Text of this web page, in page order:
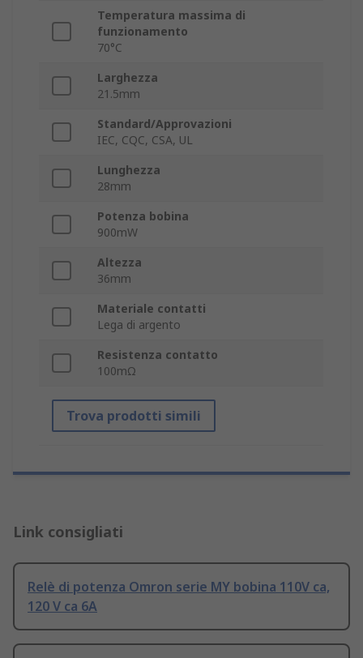
Temperatura massima di
funzionamento
70°C
Larghezza
21.5mm
Standard/Approvazioni
IEC, CQC, CSA, UL
Lunghezza
28mm
Potenza bobina
900mW
Altezza
36mm
Materiale contatti
Lega di argento
Resistenza contatto
100mΩ
Trova prodotti simili
Link consigliati
Relè di potenza Omron serie MY bobina 110V ca,
120 V ca 6A